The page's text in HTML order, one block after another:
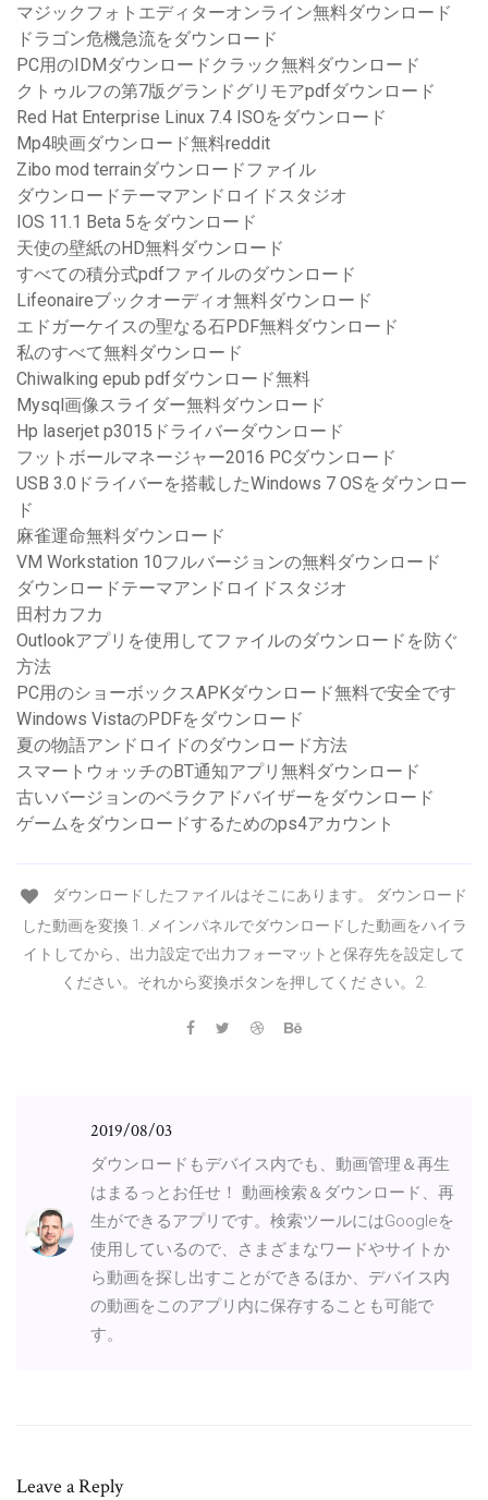
マジックフォトエディターオンライン無料ダウンロード
ドラゴン危機急流をダウンロード
PC用のIDMダウンロードクラック無料ダウンロード
クトゥルフの第7版グランドグリモアpdfダウンロード
Red Hat Enterprise Linux 7.4 ISOをダウンロード
Mp4映画ダウンロード無料reddit
Zibo mod terrainダウンロードファイル
ダウンロードテーマアンドロイドスタジオ
IOS 11.1 Beta 5をダウンロード
天使の壁紙のHD無料ダウンロード
すべての積分式pdfファイルのダウンロード
Lifeonaireブックオーディオ無料ダウンロード
エドガーケイスの聖なる石PDF無料ダウンロード
私のすべて無料ダウンロード
Chiwalking epub pdfダウンロード無料
Mysql画像スライダー無料ダウンロード
Hp laserjet p3015ドライバーダウンロード
フットボールマネージャー2016 PCダウンロード
USB 3.0ドライバーを搭載したWindows 7 OSをダウンロー
ド
麻雀運命無料ダウンロード
VM Workstation 10フルバージョンの無料ダウンロード
ダウンロードテーマアンドロイドスタジオ
田村カフカ
Outlookアプリを使用してファイルのダウンロードを防ぐ
方法
PC用のショーボックスAPKダウンロード無料で安全です
Windows VistaのPDFをダウンロード
夏の物語アンドロイドのダウンロード方法
スマートウォッチのBT通知アプリ無料ダウンロード
古いバージョンのベラクアドバイザーをダウンロード
ゲームをダウンロードするためのps4アカウント
ダウンロードしたファイルはそこにあります。 ダウンロード
した動画を変換 1. メインパネルでダウンロードした動画をハイラ
イトしてから、出力設定で出力フォーマットと保存先を設定して
ください。それから変換ボタンを押してくだ さい。2.
2019/08/03
ダウンロードもデバイス内でも、動画管理＆再生
はまるっとお任せ！ 動画検索＆ダウンロード、再
生ができるアプリです。検索ツールにはGoogleを
使用しているので、さまざまなワードやサイトか
ら動画を探し出すことができるほか、デバイス内
の動画をこのアプリ内に保存することも可能で
す。
Leave a Reply